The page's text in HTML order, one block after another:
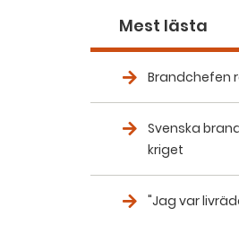
Mest lästa
Brandchefen
Svenska
kriget
"Jag var